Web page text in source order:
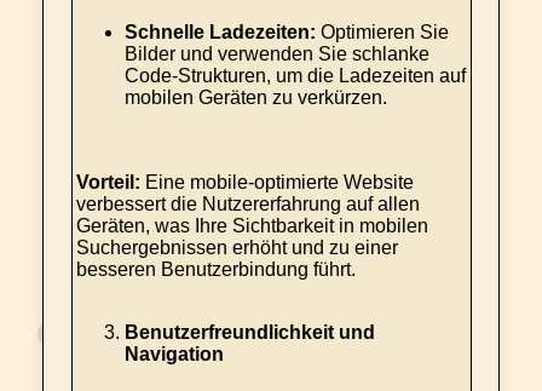
Schnelle Ladezeiten: Optimieren Sie
Bilder und verwenden Sie schlanke
Code-Strukturen, um die Ladezeiten auf
mobilen Geräten zu verkürzen.
Vorteil: Eine mobile-optimierte Website
verbessert die Nutzererfahrung auf allen
Geräten, was Ihre Sichtbarkeit in mobilen
Suchergebnissen erhöht und zu einer
besseren Benutzerbindung führt.
Benutzerfreundlichkeit und
Navigation